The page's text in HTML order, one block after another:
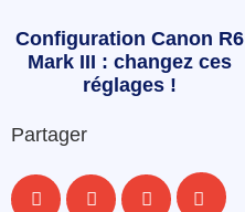
Configuration Canon R6
Mark III : changez ces
réglages !
Partager